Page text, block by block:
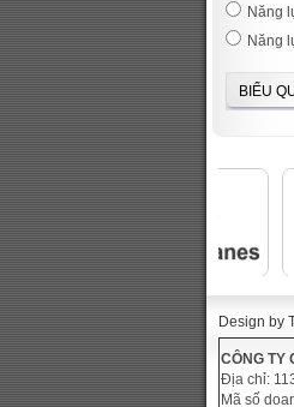
Năng
Năng
BIỂU
Design by
CÔNG TY
Địa chỉ:
Mã số